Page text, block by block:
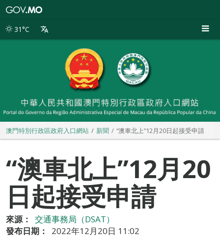
別
31°C
澳門特別行政區政府入口網站 新聞 “澳車北上”12月20日起接受申請
“澳車北上”12月20
日起接受申請
來源：
交通事務局（DSAT）
發布日期：
2022年12月20日 11:02